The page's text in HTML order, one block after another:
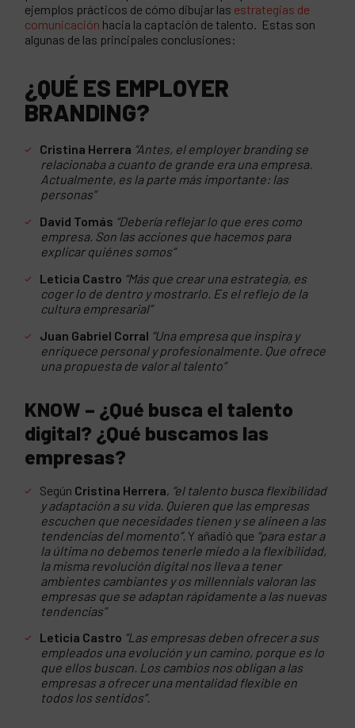
ejemplos prácticos de cómo dibujar las estrategias de
comunicación hacia la captación de talento. Estas son
algunas de las principales conclusiones:
¿QUÉ ES EMPLOYER
BRANDING?
Cristina Herrera “Antes, el employer branding se
relacionaba a cuanto de grande era una empresa.
Actualmente, es la parte más importante: las
personas”
David Tomás “Debería reflejar lo que eres como
empresa. Son las acciones que hacemos para
explicar quiénes somos”
Leticia Castro “Más que crear una estrategia, es
coger lo de dentro y mostrarlo. Es el reflejo de la
cultura empresarial”
Juan Gabriel Corral “Una empresa que inspira y
enriquece personal y profesionalmente. Que ofrece
una propuesta de valor al talento”
KNOW – ¿Qué busca el talento
digital? ¿Qué buscamos las
empresas?
Según Cristina Herrera, “el talento busca flexibilidad
y adaptación a su vida. Quieren que las empresas
escuchen que necesidades tienen y se alineen a las
tendencias del momento”. Y añadió que “para estar a
la última no debemos tenerle miedo a la flexibilidad,
la misma revolución digital nos lleva a tener
ambientes cambiantes y os millennials valoran las
empresas que se adaptan rápidamente a las nuevas
tendencias”
Leticia Castro “Las empresas deben ofrecer a sus
empleados una evolución y un camino, porque es lo
que ellos buscan. Los cambios nos obligan a las
empresas a ofrecer una mentalidad flexible en
todos los sentidos”.